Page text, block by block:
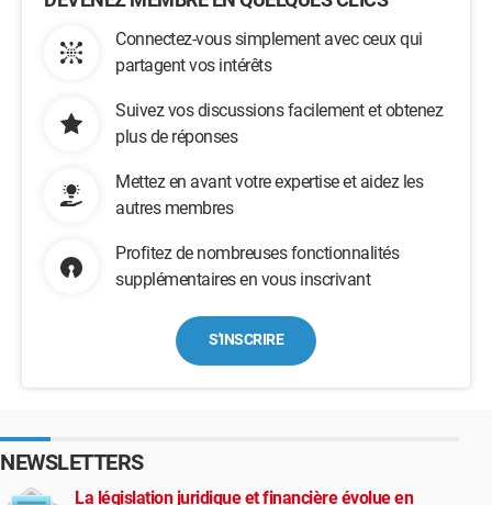
Connectez-vous simplement avec ceux qui
partagent vos intérêts
Suivez vos discussions facilement et obtenez
plus de réponses
Mettez en avant votre expertise et aidez les
autres membres
Profitez de nombreuses fonctionnalités
supplémentaires en vous inscrivant
S'INSCRIRE
NEWSLETTERS
La législation juridique et financière évolue en